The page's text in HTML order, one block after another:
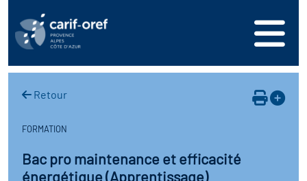
formation
en région
Retour
FORMATION
Bac pro maintenance et efficacité
énergétique (Apprentissage)